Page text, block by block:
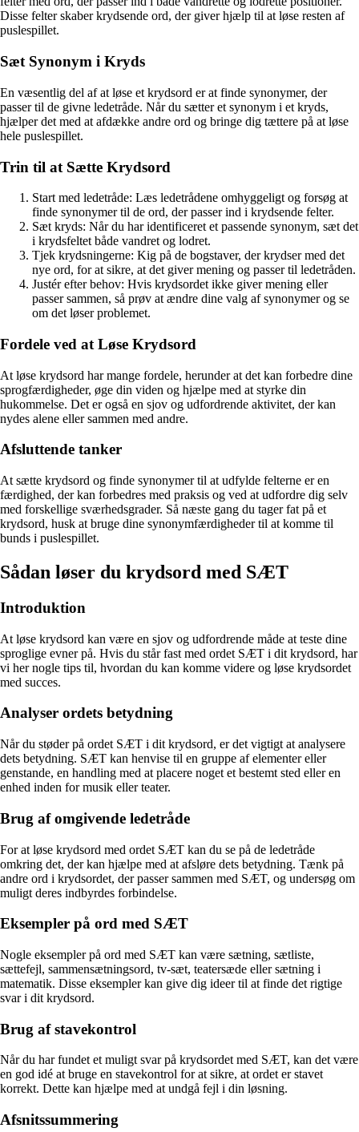
Disse felter skaber krydsende ord, der giver hjælp til at løse resten af
puslespillet.
Sæt Synonym i Kryds
En væsentlig del af at løse et krydsord er at finde synonymer, der
passer til de givne ledetråde. Når du sætter et synonym i et kryds,
hjælper det med at afdække andre ord og bringe dig tættere på at løse
hele puslespillet.
Trin til at Sætte Krydsord
Start med ledetråde: Læs ledetrådene omhyggeligt og forsøg at
finde synonymer til de ord, der passer ind i krydsende felter.
Sæt kryds: Når du har identificeret et passende synonym, sæt det
i krydsfeltet både vandret og lodret.
Tjek krydsningerne: Kig på de bogstaver, der krydser med det
nye ord, for at sikre, at det giver mening og passer til ledetråden.
Justér efter behov: Hvis krydsordet ikke giver mening eller
passer sammen, så prøv at ændre dine valg af synonymer og se
om det løser problemet.
Fordele ved at Løse Krydsord
At løse krydsord har mange fordele, herunder at det kan forbedre dine
sprogfærdigheder, øge din viden og hjælpe med at styrke din
hukommelse. Det er også en sjov og udfordrende aktivitet, der kan
nydes alene eller sammen med andre.
Afsluttende tanker
At sætte krydsord og finde synonymer til at udfylde felterne er en
færdighed, der kan forbedres med praksis og ved at udfordre dig selv
med forskellige sværhedsgrader. Så næste gang du tager fat på et
krydsord, husk at bruge dine synonymfærdigheder til at komme til
bunds i puslespillet.
Sådan løser du krydsord med SÆT
Introduktion
At løse krydsord kan være en sjov og udfordrende måde at teste dine
sproglige evner på. Hvis du står fast med ordet SÆT i dit krydsord, har
vi her nogle tips til, hvordan du kan komme videre og løse krydsordet
med succes.
Analyser ordets betydning
Når du støder på ordet SÆT i dit krydsord, er det vigtigt at analysere
dets betydning. SÆT kan henvise til en gruppe af elementer eller
genstande, en handling med at placere noget et bestemt sted eller en
enhed inden for musik eller teater.
Brug af omgivende ledetråde
For at løse krydsord med ordet SÆT kan du se på de ledetråde
omkring det, der kan hjælpe med at afsløre dets betydning. Tænk på
andre ord i krydsordet, der passer sammen med SÆT, og undersøg om
muligt deres indbyrdes forbindelse.
Eksempler på ord med SÆT
Nogle eksempler på ord med SÆT kan være sætning, sætliste,
sættefejl, sammensætningsord, tv-sæt, teatersæde eller sætning i
matematik. Disse eksempler kan give dig ideer til at finde det rigtige
svar i dit krydsord.
Brug af stavekontrol
Når du har fundet et muligt svar på krydsordet med SÆT, kan det være
en god idé at bruge en stavekontrol for at sikre, at ordet er stavet
korrekt. Dette kan hjælpe med at undgå fejl i din løsning.
Afsnitssummering